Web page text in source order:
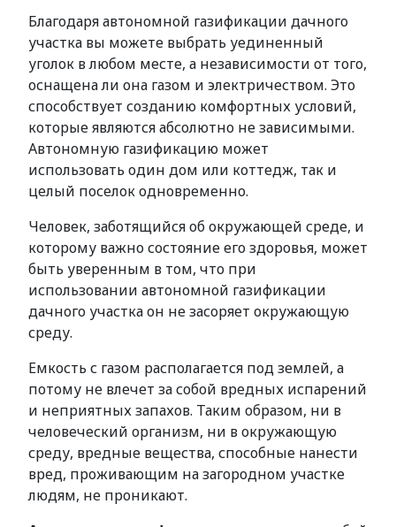
Благодаря автономной газификации дачного
участка вы можете выбрать уединенный
уголок в любом месте, а независимости от того,
оснащена ли она газом и электричеством. Это
способствует созданию комфортных условий,
которые являются абсолютно не зависимыми.
Автономную газификацию может
использовать один дом или коттедж, так и
целый поселок одновременно.
Человек, заботящийся об окружающей среде, и
которому важно состояние его здоровья, может
быть уверенным в том, что при
использовании автономной газификации
дачного участка он не засоряет окружающую
среду.
Емкость с газом располагается под землей, а
потому не влечет за собой вредных испарений
и неприятных запахов. Таким образом, ни в
человеческий организм, ни в окружающую
среду, вредные вещества, способные нанести
вред, проживающим на загородном участке
людям, не проникают.